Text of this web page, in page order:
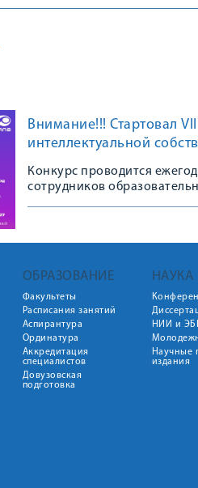
Внимание!!! Стартовал
интеллектуальной
Конкурс проводится
сотрудников
ОБРАЗОВАНИЕ
Факультеты
Расписания занятий
Аспирантура
Ординатура
Аккредитация
специалистов
Довузовская
подготовка
НАУКА
НИИ и
Научные
издания